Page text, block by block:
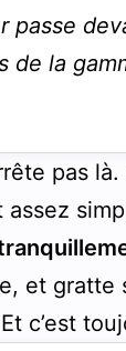
passe
de la
pas
assez
et
c’est